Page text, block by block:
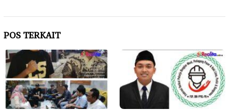
POS TERKAIT